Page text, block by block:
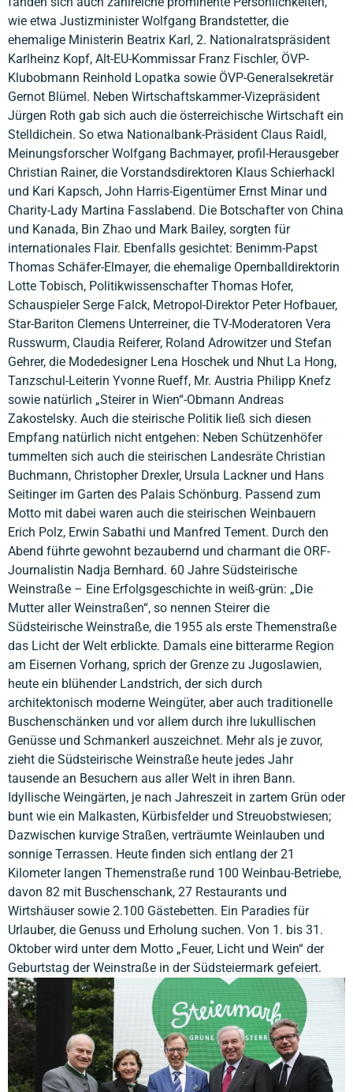
wie etwa Justizminister Wolfgang Brandstetter, die
ehemalige Ministerin Beatrix Karl, 2. Nationalratspräsident
Karlheinz Kopf, Alt-EU-Kommissar Franz Fischler, ÖVP-
Klubobmann Reinhold Lopatka sowie ÖVP-Generalsekretär
Gernot Blümel. Neben Wirtschaftskammer-Vizepräsident
Jürgen Roth gab sich auch die österreichische Wirtschaft ein
Stelldichein. So etwa Nationalbank-Präsident Claus Raidl,
Meinungsforscher Wolfgang Bachmayer, profil-Herausgeber
Christian Rainer, die Vorstandsdirektoren Klaus Schierhackl
und Kari Kapsch, John Harris-Eigentümer Ernst Minar und
Charity-Lady Martina Fasslabend. Die Botschafter von China
und Kanada, Bin Zhao und Mark Bailey, sorgten für
internationales Flair. Ebenfalls gesichtet: Benimm-Papst
Thomas Schäfer-Elmayer, die ehemalige Opernballdirektorin
Lotte Tobisch, Politikwissenschafter Thomas Hofer,
Schauspieler Serge Falck, Metropol-Direktor Peter Hofbauer,
Star-Bariton Clemens Unterreiner, die TV-Moderatoren Vera
Russwurm, Claudia Reiferer, Roland Adrowitzer und Stefan
Gehrer, die Modedesigner Lena Hoschek und Nhut La Hong,
Tanzschul-Leiterin Yvonne Rueff, Mr. Austria Philipp Knefz
sowie natürlich „Steirer in Wien“-Obmann Andreas
Zakostelsky. Auch die steirische Politik ließ sich diesen
Empfang natürlich nicht entgehen: Neben Schützenhöfer
tummelten sich auch die steirischen Landesräte Christian
Buchmann, Christopher Drexler, Ursula Lackner und Hans
Seitinger im Garten des Palais Schönburg. Passend zum
Motto mit dabei waren auch die steirischen Weinbauern
Erich Polz, Erwin Sabathi und Manfred Tement. Durch den
Abend führte gewohnt bezaubernd und charmant die ORF-
Journalistin Nadja Bernhard. 60 Jahre Südsteirische
Weinstraße – Eine Erfolgsgeschichte in weiß-grün: „Die
Mutter aller Weinstraßen“, so nennen Steirer die
Südsteirische Weinstraße, die 1955 als erste Themenstraße
das Licht der Welt erblickte. Damals eine bitterarme Region
am Eisernen Vorhang, sprich der Grenze zu Jugoslawien,
heute ein blühender Landstrich, der sich durch
architektonisch moderne Weingüter, aber auch traditionelle
Buschenschänken und vor allem durch ihre lukullischen
Genüsse und Schmankerl auszeichnet. Mehr als je zuvor,
zieht die Südsteirische Weinstraße heute jedes Jahr
tausende an Besuchern aus aller Welt in ihren Bann.
Idyllische Weingärten, je nach Jahreszeit in zartem Grün oder
bunt wie ein Malkasten, Kürbisfelder und Streuobstwiesen;
Dazwischen kurvige Straßen, verträumte Weinlauben und
sonnige Terrassen. Heute finden sich entlang der 21
Kilometer langen Themenstraße rund 100 Weinbau-Betriebe,
davon 82 mit Buschenschank, 27 Restaurants und
Wirtshäuser sowie 2.100 Gästebetten. Ein Paradies für
Urlauber, die Genuss und Erholung suchen. Von 1. bis 31.
Oktober wird unter dem Motto „Feuer, Licht und Wein“ der
Geburtstag der Weinstraße in der Südsteiermark gefeiert.